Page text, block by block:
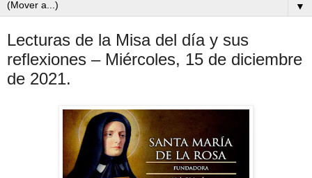
▼
Lecturas de la Misa del día y sus
reflexiones – Miércoles, 15 de diciembre
de 2021.